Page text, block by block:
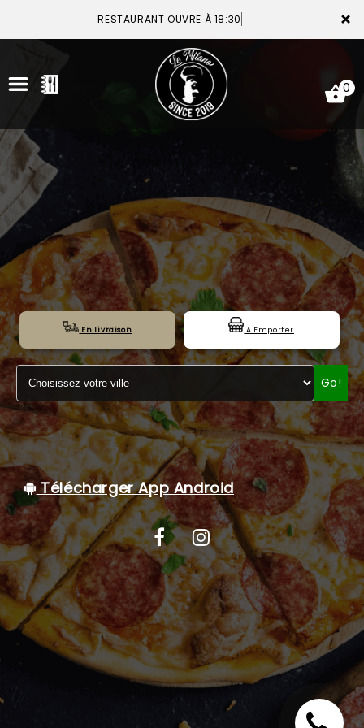
×
RESTAURANT OUVRE À 18:30
ACCUEIL
LA CARTE
VOTRE COMPTE
NOTRE RESTAURANT
VOS AVIS
MENTIONS LÉGALES
C.G.V
0
En Livraison A Emporter
Go!
Télécharger App Android